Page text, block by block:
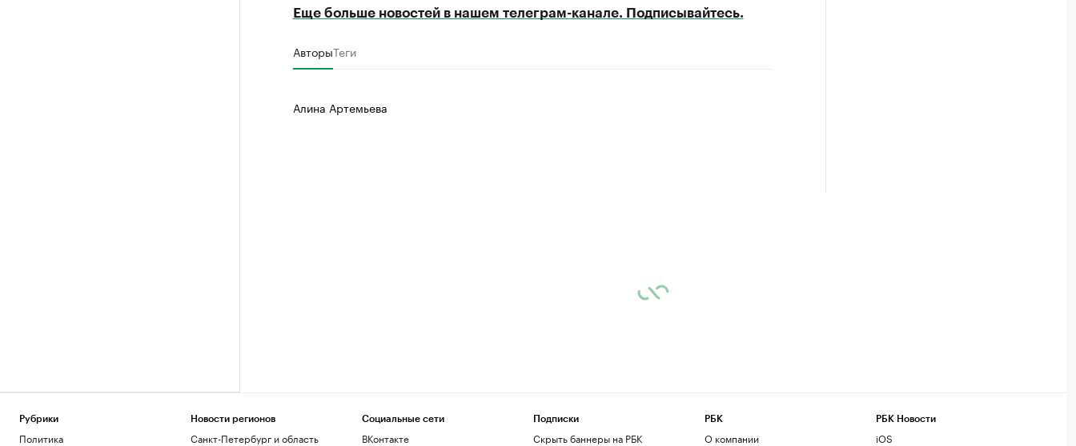
Еще больше новостей в нашем телеграм-канале. Подписывайтесь.
АвторыТеги
Алина Артемьева
Рубрики
Политика
Новости регионов
Санкт-Петербург и область
Социальные сети
ВКонтакте
Подписки
Скрыть баннеры на РБК
РБК
О компании
РБК Новости
iOS